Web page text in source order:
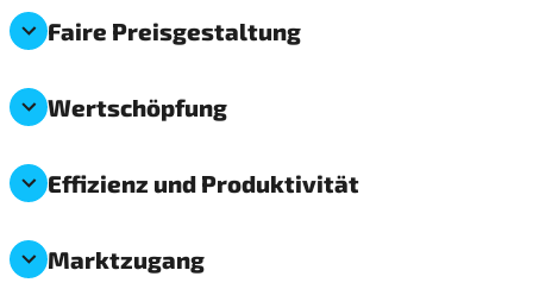
Faire Preisgestaltung
Wertschöpfung
Effizienz und Produktivität
Marktzugang